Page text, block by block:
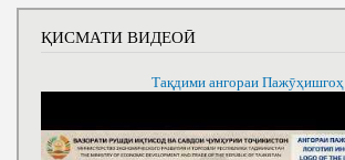
ҚИСМАТИ ВИДЕОӢ
Тақдими ангораи Пажӯҳишгоҳ